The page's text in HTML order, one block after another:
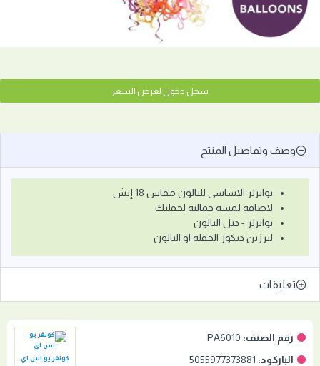
رقم الصنف: PA6010
الباركود: 5055977373881 كونفر يو اس اي
سجل دخول لعرض السعر
وصف وتفاصيل المنتج
توايرلز الاساسى للبالون مقاس 18 إنش
لاضافة لمسة جمالية لحفلتك
توايرلز - ذيل البالون
لتززين ديكور الحفلة او البالون
تعليقات